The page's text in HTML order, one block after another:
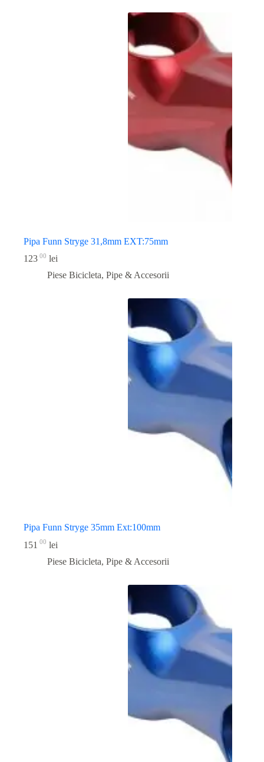
Pipa Funn Stryge 31,8mm EXT:75mm
123 00 lei
Piese Bicicleta, Pipe & Accesorii
Pipa Funn Stryge 35mm Ext:100mm
151 00 lei
Piese Bicicleta, Pipe & Accesorii